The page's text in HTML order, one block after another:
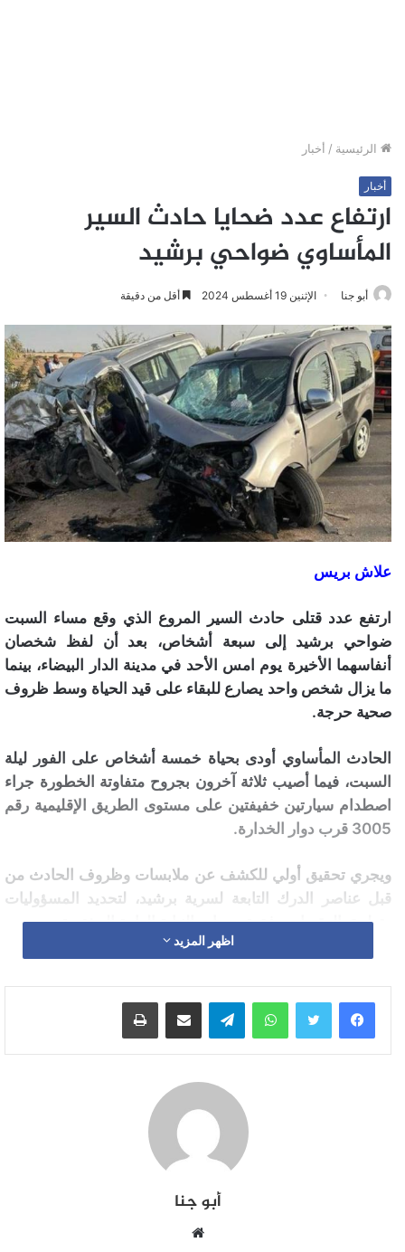
الرئيسية / أخبار
أخبار
ارتفاع عدد ضحايا حادث السير
المأساوي ضواحي برشيد
أبو جنا الإثنين 19 أغسطس 2024 أقل من دقيقة
علاش بريس
ارتفع عدد قتلى حادث السير المروع الذي وقع مساء السبت
ضواحي برشيد إلى سبعة أشخاص، بعد أن لفظ شخصان
أنفاسهما الأخيرة يوم امس الأحد في مدينة الدار البيضاء، بينما
ما يزال شخص واحد يصارع للبقاء على قيد الحياة وسط ظروف
صحية حرجة.
الحادث المأساوي أودى بحياة خمسة أشخاص على الفور ليلة
السبت، فيما أصيب ثلاثة آخرون بجروح متفاوتة الخطورة جراء
اصطدام سيارتين خفيفتين على مستوى الطريق الإقليمية رقم
3005 قرب دوار الخدارة.
ويجري تحقيق أولي للكشف عن ملابسات وظروف الحادث من
قبل عناصر الدرك التابعة لسرية برشيد، لتحديد المسؤوليات
وتطبيق العقوبات وفق توجيهات النيابة العامة المختصة.
اظهر المزيد
واتساب تيلقرام مشاركة عبر البريد طباعة
أبو جنا